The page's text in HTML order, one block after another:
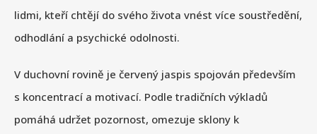
lidmi, kteří chtějí do svého života vnést více soustředění,
odhodlání a psychické odolnosti.
V duchovní rovině je červený jaspis spojován především
s koncentrací a motivací. Podle tradičních výkladů
pomáhá udržet pozornost, omezuje sklony k